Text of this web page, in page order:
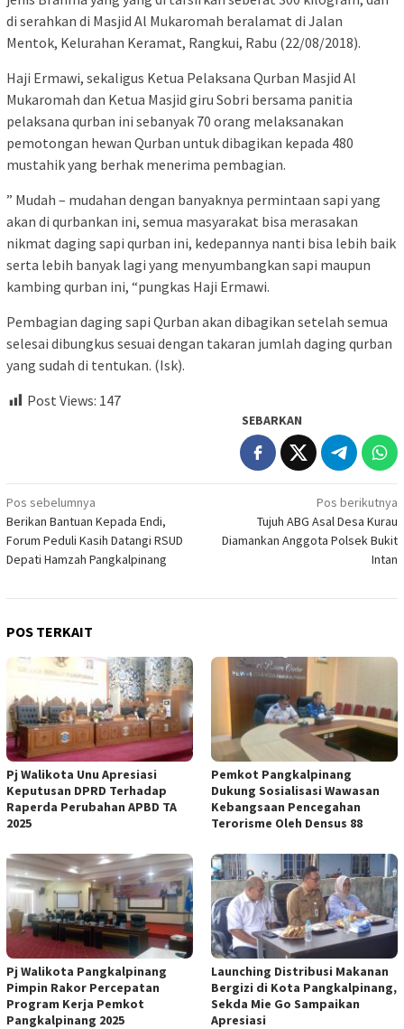
di serahkan di Masjid Al Mukaromah beralamat di Jalan
Mentok, Kelurahan Keramat, Rangkui, Rabu (22/08/2018).
Haji Ermawi, sekaligus Ketua Pelaksana Qurban Masjid Al
Mukaromah dan Ketua Masjid giru Sobri bersama panitia
pelaksana qurban ini sebanyak 70 orang melaksanakan
pemotongan hewan Qurban untuk dibagikan kepada 480
mustahik yang berhak menerima pembagian.
” Mudah – mudahan dengan banyaknya permintaan sapi yang
akan di qurbankan ini, semua masyarakat bisa merasakan
nikmat daging sapi qurban ini, kedepannya nanti bisa lebih baik
serta lebih banyak lagi yang menyumbangkan sapi maupun
kambing qurban ini, “pungkas Haji Ermawi.
Pembagian daging sapi Qurban akan dibagikan setelah semua
selesai dibungkus sesuai dengan takaran jumlah daging qurban
yang sudah di tentukan. (Isk).
Post Views: 147
SEBARKAN
Navigasi
pos
Pos sebelumnya
Berikan Bantuan Kepada Endi,
Forum Peduli Kasih Datangi RSUD
Depati Hamzah Pangkalpinang
Pos berikutnya
Tujuh ABG Asal Desa Kurau
Diamankan Anggota Polsek Bukit
Intan
POS TERKAIT
Pj Walikota Unu Apresiasi
Keputusan DPRD Terhadap
Raperda Perubahan APBD TA
2025
Pemkot Pangkalpinang
Dukung Sosialisasi Wawasan
Kebangsaan Pencegahan
Terorisme Oleh Densus 88
Pj Walikota Pangkalpinang
Pimpin Rakor Percepatan
Program Kerja Pemkot
Pangkalpinang 2025
Launching Distribusi Makanan
Bergizi di Kota Pangkalpinang,
Sekda Mie Go Sampaikan
Apresiasi